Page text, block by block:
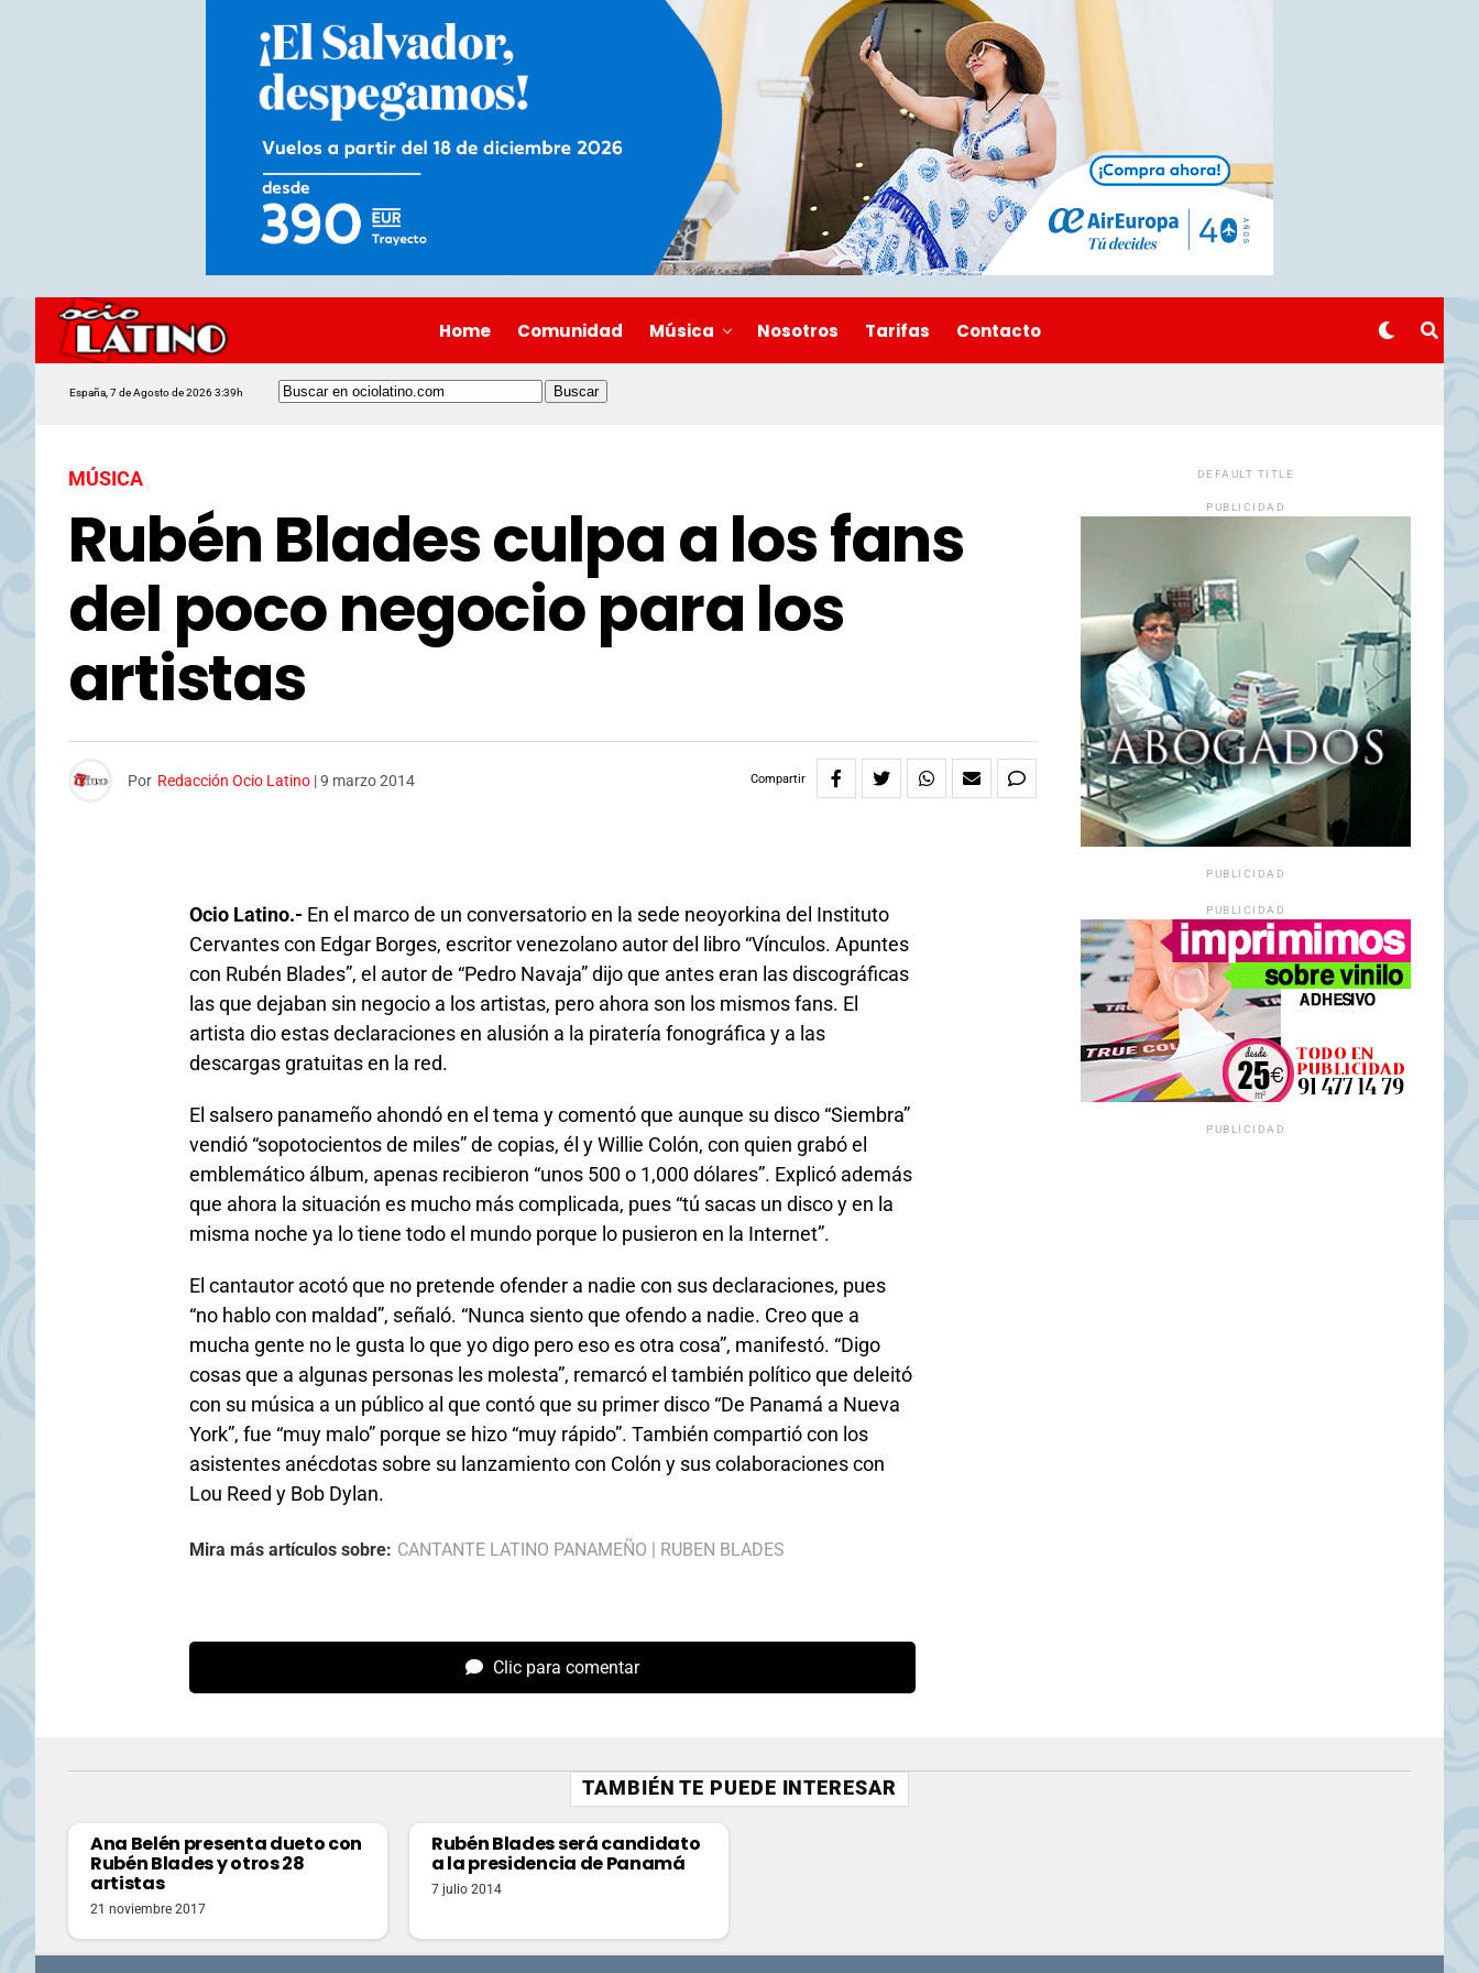
Home Comunidad Música Nosotros Tarifas Contacto
España, 7 de Agosto de 2026 3:39h
MÚSICA
Rubén Blades culpa a los fans
del poco negocio para los
artistas
Por Redacción Ocio Latino |9 marzo 2014 Compartir
Ocio Latino.- En el marco de un conversatorio en la sede neoyorkina del Instituto
Cervantes con Edgar Borges, escritor venezolano autor del libro “Vínculos. Apuntes
con Rubén Blades”, el autor de “Pedro Navaja” dijo que antes eran las discográficas
las que dejaban sin negocio a los artistas, pero ahora son los mismos fans. El
artista dio estas declaraciones en alusión a la piratería fonográfica y a las
descargas gratuitas en la red.
El salsero panameño ahondó en el tema y comentó que aunque su disco “Siembra”
vendió “sopotocientos de miles” de copias, él y Willie Colón, con quien grabó el
emblemático álbum, apenas recibieron “unos 500 o 1,000 dólares”. Explicó además
que ahora la situación es mucho más complicada, pues “tú sacas un disco y en la
misma noche ya lo tiene todo el mundo porque lo pusieron en la Internet”.
El cantautor acotó que no pretende ofender a nadie con sus declaraciones, pues
“no hablo con maldad”, señaló. “Nunca siento que ofendo a nadie. Creo que a
mucha gente no le gusta lo que yo digo pero eso es otra cosa”, manifestó. “Digo
cosas que a algunas personas les molesta”, remarcó el también político que deleitó
con su música a un público al que contó que su primer disco “De Panamá a Nueva
York”, fue “muy malo” porque se hizo “muy rápido”. También compartió con los
asistentes anécdotas sobre su lanzamiento con Colón y sus colaboraciones con
Lou Reed y Bob Dylan.
Mira más artículos sobre: CANTANTE LATINO PANAMEÑO | RUBEN BLADES
Clic para comentar
DEFAULT TITLE
PUBLICIDAD
PUBLICIDAD
PUBLICIDAD
PUBLICIDAD
TAMBIÉN TE PUEDE INTERESAR
Ana Belén presenta dueto con
Rubén Blades y otros 28
artistas
21 noviembre 2017
Rubén Blades será candidato
a la presidencia de Panamá
7 julio 2014